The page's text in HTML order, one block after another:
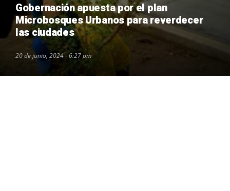
Gobernación apuesta por el plan
Microbosques Urbanos para reverdecer
las ciudades
20 de junio, 2024 - 6:27 pm